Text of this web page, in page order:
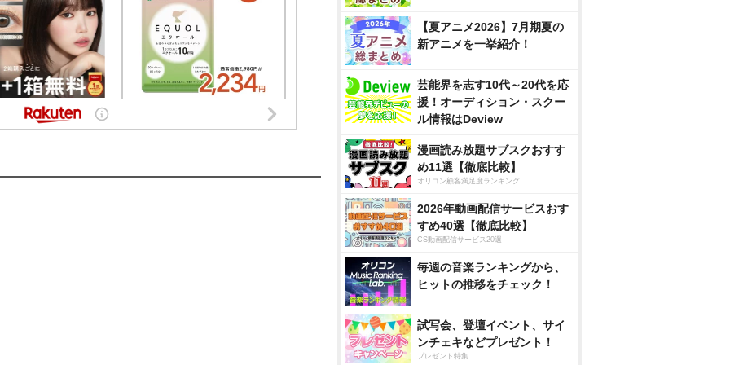
【夏アニメ2026】7月期夏の
新アニメを一挙紹介！
芸能界を志す10代～20代を応
援！オーディション・スクー
ル情報はDeview
漫画読み放題サブスクおすす
め11選【徹底比較】
オリコン顧客満足度ランキング
2026年動画配信サービスおす
すめ40選【徹底比較】
CS動画配信サービス20選
毎週の音楽ランキングから、
ヒットの推移をチェック！
試写会、登壇イベント、サイ
ンチェキなどプレゼント！
プレゼント特集